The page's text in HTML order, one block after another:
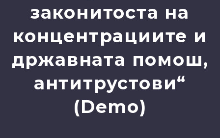
законитоста на
концентрациите и
државната помош,
антитрустови“
(Demo)